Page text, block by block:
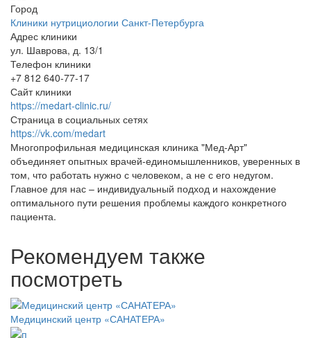
Город
Клиники нутрициологии Санкт-Петербурга
Адрес клиники
ул. Шаврова, д. 13/1
Телефон клиники
+7 812 640-77-17
Сайт клиники
https://medart-clinic.ru/
Страница в социальных сетях
https://vk.com/medart
Многопрофильная медицинская клиника "Мед-Арт"
объединяет опытных врачей-единомышленников, уверенных в
том, что работать нужно с человеком, а не с его недугом.
Главное для нас – индивидуальный подход и нахождение
оптимального пути решения проблемы каждого конкретного
пациента.
Рекомендуем также
посмотреть
Медицинский центр «САНАТЕРА»